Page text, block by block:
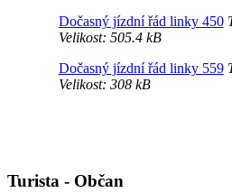
Dočasný jízdní řád linky 450
Velikost: 505.4 kB
Dočasný jízdní řád linky 559
Velikost: 308 kB
Turista - Občan